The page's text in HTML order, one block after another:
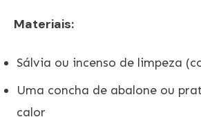
Materiais:
Sálvia ou incenso de limpeza
Uma concha de abalone ou
calor